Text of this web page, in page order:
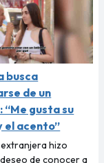
busca
de un
“Me gusta su
el acento”
hizo
de conocer a